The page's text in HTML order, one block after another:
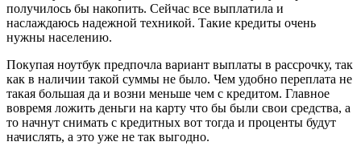
получилось бы накопить. Сейчас все выплатила и
наслаждаюсь надежной техникой. Такие кредиты очень
нужны населению.
Покупая ноутбук предпочла вариант выплаты в рассрочку, так
как в наличии такой суммы не было. Чем удобно переплата не
такая большая да и возни меньше чем с кредитом. Главное
вовремя ложить деньги на карту что бы были свои средства, а
то начнут снимать с кредитных вот тогда и проценты будут
начислять, а это уже не так выгодно.